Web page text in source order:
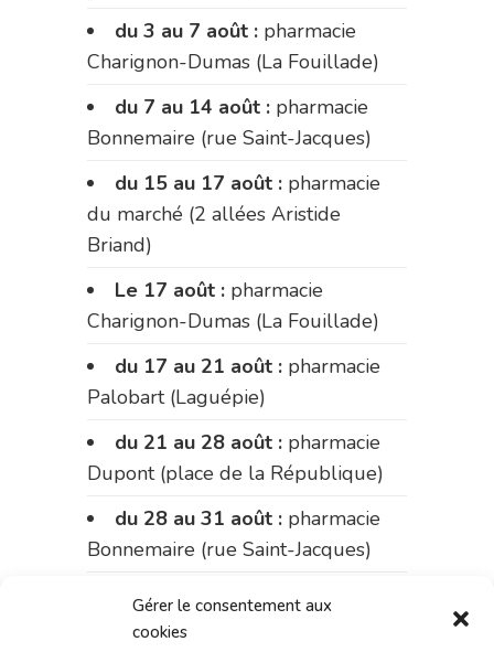
Gérer le consentement aux
cookies
du 3 au 7 août : pharmacie
Charignon-Dumas (La Fouillade)
du 7 au 14 août : pharmacie
Bonnemaire (rue Saint-Jacques)
du 15 au 17 août : pharmacie
du marché (2 allées Aristide
Briand)
Le 17 août : pharmacie
Charignon-Dumas (La Fouillade)
du 17 au 21 août : pharmacie
Palobart (Laguépie)
du 21 au 28 août : pharmacie
Dupont (place de la République)
du 28 au 31 août : pharmacie
Bonnemaire (rue Saint-Jacques)
Du 31 août au 4 septembre :
pharmacie Charignon-Dumas (La